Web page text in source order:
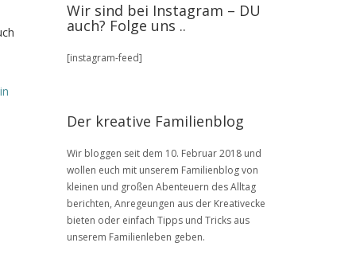
in
unserem
Archive
Wir sind bei Instagram – DU
auch? Folge uns ..
[instagram-feed]
Der kreative Familienblog
Wir bloggen seit dem 10. Februar 2018 und
wollen euch mit unserem Familienblog von
kleinen und großen Abenteuern des Alltag
berichten, Anregeungen aus der Kreativecke
bieten oder einfach Tipps und Tricks aus
unserem Familienleben geben.